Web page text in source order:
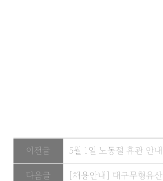
이전글 5월 1일 노동절 휴관 안내
다음글 [채용안내] 대구무형유